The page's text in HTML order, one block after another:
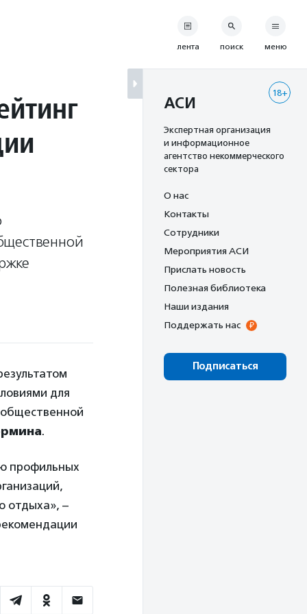
для
.
профильных
отдыха», –
лента поиск меню
18+
АСИ
Экспертная организация
и информационное
агентство некоммерческого
сектора
О нас
Контакты
Сотрудники
Мероприятия АСИ
Прислать новость
Полезная библиотека
Наши издания
Поддержать нас
Подписаться